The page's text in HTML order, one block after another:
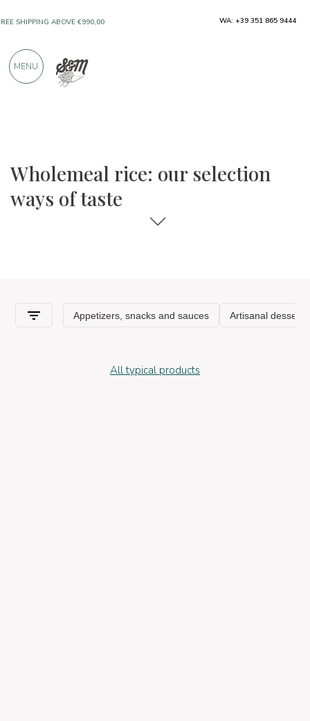
Wholemeal rice: our selection
ways of taste
All typical products
SHIPPING ABOVE €990,00
PRODUCTS FROM EXCELLENT
WA: +39 351 865 9444
MENU